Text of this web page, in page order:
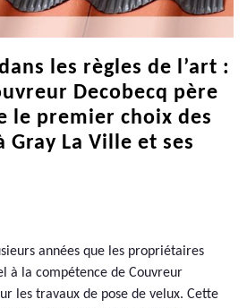
les règles de l’art :
Decobecq père
le premier choix des
La Ville et ses
années que les propriétaires
à la compétence de Couvreur
les travaux de pose de velux. Cette